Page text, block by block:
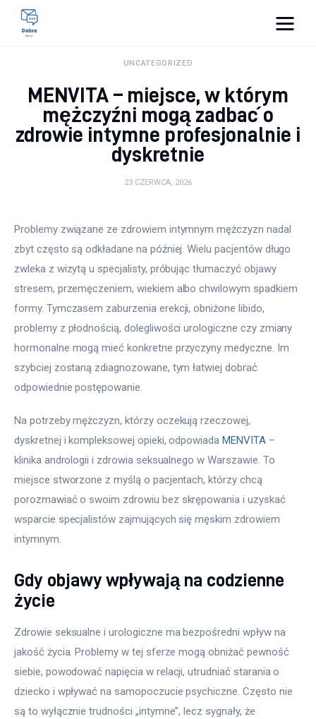
Lifestyle
Kunchnia i kulinaria
Więcej
UNCATEGORIZED
MENVITA – miejsce, w którym
mężczyźni mogą zadbać o
zdrowie intymne profesjonalnie i
dyskretnie
23 CZERWCA, 2026
Problemy związane ze zdrowiem intymnym mężczyzn nadal
zbyt często są odkładane na później. Wielu pacjentów długo
zwleka z wizytą u specjalisty, próbując tłumaczyć objawy
stresem, przemęczeniem, wiekiem albo chwilowym spadkiem
formy. Tymczasem zaburzenia erekcji, obniżone libido,
problemy z płodnością, dolegliwości urologiczne czy zmiany
hormonalne mogą mieć konkretne przyczyny medyczne. Im
szybciej zostaną zdiagnozowane, tym łatwiej dobrać
odpowiednie postępowanie.
Na potrzeby mężczyzn, którzy oczekują rzeczowej,
dyskretnej i kompleksowej opieki, odpowiada MENVITA –
klinika andrologii i zdrowia seksualnego w Warszawie. To
miejsce stworzone z myślą o pacjentach, którzy chcą
porozmawiać o swoim zdrowiu bez skrępowania i uzyskać
wsparcie specjalistów zajmujących się męskim zdrowiem
intymnym.
Gdy objawy wpływają na codzienne
życie
Zdrowie seksualne i urologiczne ma bezpośredni wpływ na
jakość życia. Problemy w tej sferze mogą obniżać pewność
siebie, powodować napięcia w relacji, utrudniać starania o
dziecko i wpływać na samopoczucie psychiczne. Często nie
są to wyłącznie trudności „intymne”, lecz sygnały, że